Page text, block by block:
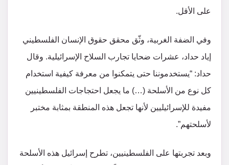
على الأقل.
وفي الضفة الغربية، وثّق محقق حقوق الإنسان الفلسطيني
إياد حداد، عشرات ضحايا تجارب السلاح الإسرائيلية. وقال
حداد: “يستخدموننا حتى يتمكنوا من معرفة كيفية استخدام
كل نوع من الأسلحة (…) ما يجعل احتجاجات الفلسطينيين
مفيدة للإسرائيليين لأنها تجعل هذه المنطقة بمثابة مختبر
لأسلحتهم”.
وبعد تجربتها على الفلسطينيين، تطرح إسرائيل هذه الأسلحة